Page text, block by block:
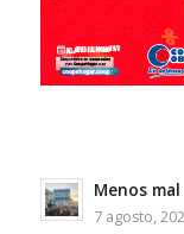
Menos
7 agosto,